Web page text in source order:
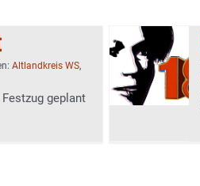
Altlandkreis WS,
geplant